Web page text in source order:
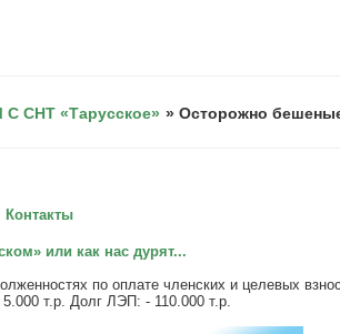
СНТ «Тарусское» »Осторожно
Контакты
или как нас дурят...
по оплате членских и целевых
т.р. Долг ЛЭП: - 110.000 т.р.